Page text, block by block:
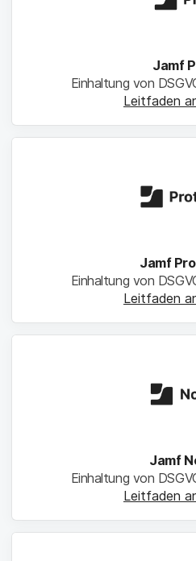
Jamf
Einhaltung von
Leitfaden
Jamf
Einhaltung von
Leitfaden
Jamf
Einhaltung von
Leitfaden